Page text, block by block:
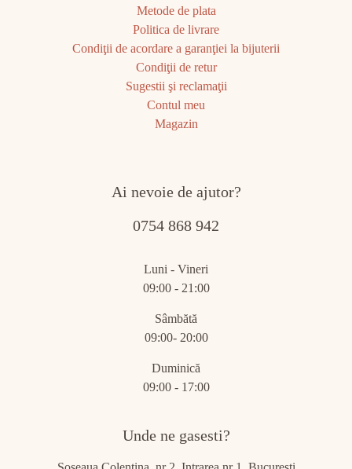
Metode de plata
Politica de livrare
Condiţii de acordare a garanţiei la bijuterii
Condiţii de retur
Sugestii şi reclamaţii
Contul meu
Magazin
Ai nevoie de ajutor?
0754 868 942
Luni - Vineri
09:00 - 21:00
Sâmbătă
09:00- 20:00
Duminică
09:00 - 17:00
Unde ne gasesti?